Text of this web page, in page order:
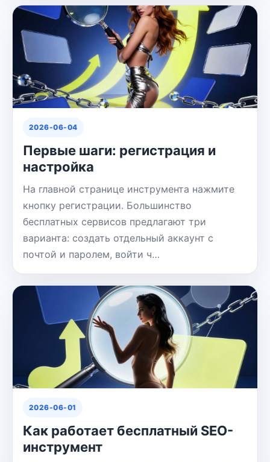
2026-06-04
Первые шаги: регистрация и
настройка
На главной странице инструмента нажмите
кнопку регистрации. Большинство
бесплатных сервисов предлагают три
варианта: создать отдельный аккаунт с
почтой и паролем, войти ч…
2026-06-01
Как работает бесплатный SEO-
инструмент